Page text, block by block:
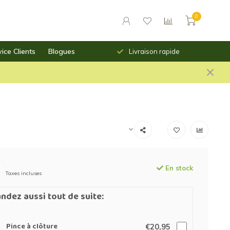
0
Clients Blogues
des prix saillants Livraison rapide
Taxes incluses
En stock
aussi tout de suite:
Pince à clôture €20,95